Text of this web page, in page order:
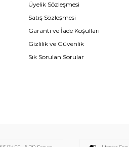
Üyelik Sözleşmesi
Satış Sözleşmesi
Garanti ve İade Koşulları
Gizlilik ve Güvenlik
Sık Sorulan Sorular